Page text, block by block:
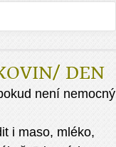
DEN
není nemocný
i maso, mléko,